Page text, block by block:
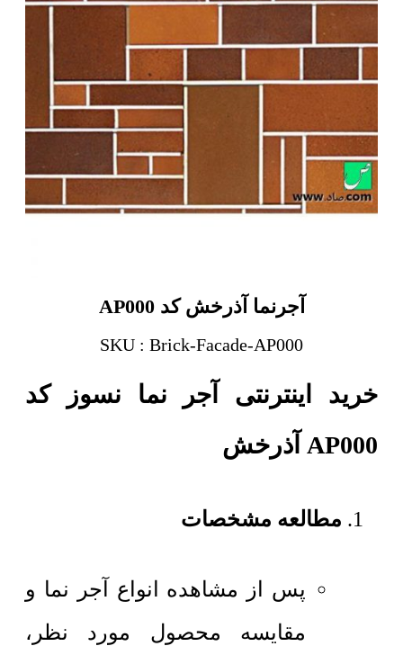
آجرنما آذرخش کد AP000
SKU : Brick-Facade-AP000
خرید اینترنتی آجر نما نسوز کد
AP000 آذرخش
مطالعه مشخصات
پس از مشاهده انواع آجر نما و
مقایسه محصول مورد نظر،